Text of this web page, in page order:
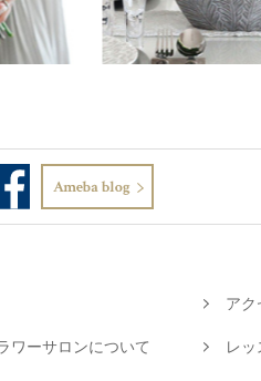
アク
ワーサロンについて レ